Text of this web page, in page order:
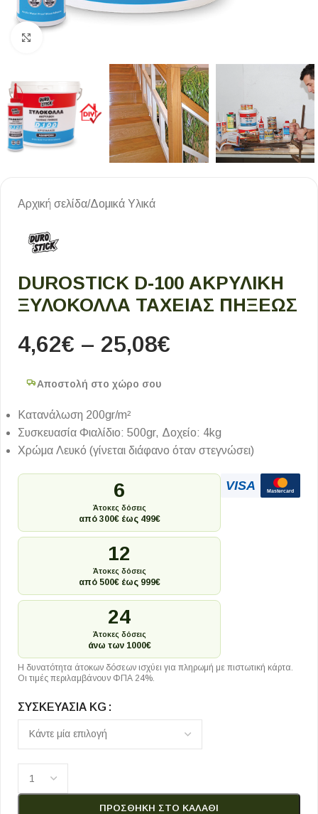
Αρχική σελίδα/Δομικά Υλικά
DUROSTICK D-100 ΑΚΡΥΛΙΚΗ
ΞΥΛΟΚΟΛΛΑ ΤΑΧΕΙΑΣ ΠΗΞΕΩΣ
4,62€ – 25,08€
Αποστολή στο χώρο σου
Κατανάλωση 200gr/m²
Συσκευασία Φιαλίδιο: 500gr, Δοχείο: 4kg
Χρώμα Λευκό (γίνεται διάφανο όταν στεγνώσει)
6
Άτοκες δόσεις
από 300€ έως 499€
12
Άτοκες δόσεις
από 500€ έως 999€
24
Άτοκες δόσεις
άνω των 1000€
VISA Mastercard
Η δυνατότητα άτοκων δόσεων ισχύει για πληρωμή με πιστωτική κάρτα.
Οι τιμές περιλαμβάνουν ΦΠΑ 24%.
ΣΥΣΚΕΥΑΣΊΑ KG
ΠΡΟΣΘΉΚΗ ΣΤΟ ΚΑΛΆΘΙ